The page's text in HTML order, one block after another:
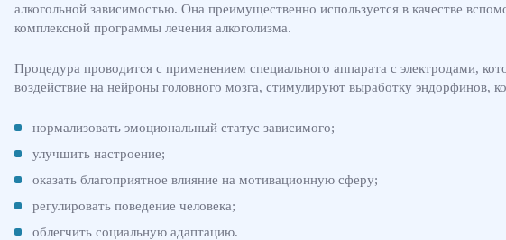
алкогольной зависимостью. Она преимущественно используется в качестве
комплексной программы лечения алкоголизма.
Процедура проводится с применением специального аппарата с электродами,
воздействие на нейроны головного мозга, стимулируют выработку эндорфинов,
нормализовать эмоциональный статус зависимого;
улучшить настроение;
оказать благоприятное влияние на мотивационную сферу;
регулировать поведение человека;
облегчить социальную адаптацию.